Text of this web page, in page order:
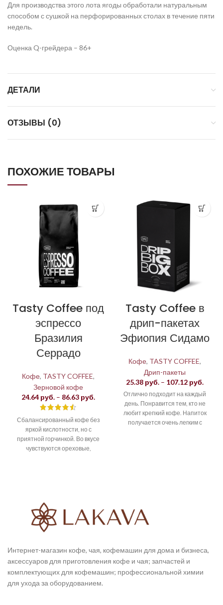
Для производства этого лота ягоды обработали натуральным
способом с сушкой на перфорированных столах в течение пяти
недель.
Оценка Q-грейдера – 86+
ДЕТАЛИ
ОТЗЫВЫ (0)
ПОХОЖИЕ ТОВАРЫ
Tasty Coffee под
эспрессо
Бразилия
Серрадо
Кофе, TASTY COFFEE,
Зерновой кофе
24.64 руб. – 86.63 руб. Диапазон
24.64 руб.
–
Сбалансированный кофе без
яркой кислотности, но с
приятной горчинкой. Во вкусе
чувствуются ореховые,
Tasty Coffee в
дрип-пакетах
Эфиопия Сидамо
Кофе, TASTY COFFEE,
Дрип-пакеты
25.38 руб. – 107.12 руб.
цен:
–
Отлично подходит на каждый
день. Понравится тем, кто не
любит крепкий кофе. Напиток
получается очень легким с
Интернет-магазин кофе, чая, кофемашин для дома и бизнеса,
аксессуаров для приготовления кофе и чая; запчастей и
комплектующих для кофемашин; профессиональной химии
для ухода за оборудованием.